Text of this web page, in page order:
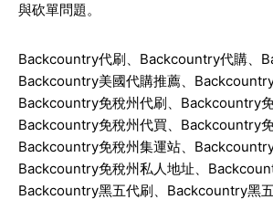
與砍單問題。
Backcountry代刷、 Backcountry代購、
Backcountry美國代購推薦、
Backcountry免稅州代刷、 Backcountry
Backcountry免稅州代買、 Backcountry
Backcountry免稅州集運站、
Backcountry免稅州私人地址、
Backcountry黑五代刷、 Backcountry黑